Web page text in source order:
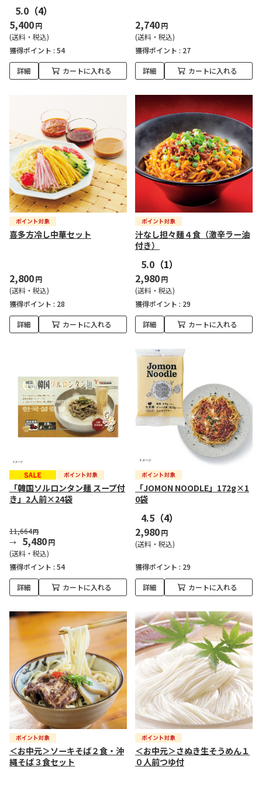
5.0 （4）
5,400円
(送料・税込)
獲得ポイント : 54
詳細 カートに入れる
2,740円
(送料・税込)
獲得ポイント : 27
詳細 カートに入れる
喜多方冷し中華セット
2,800円
(送料・税込)
獲得ポイント : 28
詳細 カートに入れる
汁なし担々麺４食（激辛ラー油
付き）
5.0 （1）
2,980円
(送料・税込)
獲得ポイント : 29
詳細 カートに入れる
「韓国ソルロンタン麺 スープ付
き」2人前×24袋
11,664円
5,480円
(送料・税込)
獲得ポイント : 54
詳細 カートに入れる
「JOMON NOODLE」172g×1
0袋
4.5 （4）
2,980円
(送料・税込)
獲得ポイント : 29
詳細 カートに入れる
＜お中元＞ソーキそば２食・沖
縄そば３食セット
＜お中元＞さぬき生そうめん１
０人前つゆ付